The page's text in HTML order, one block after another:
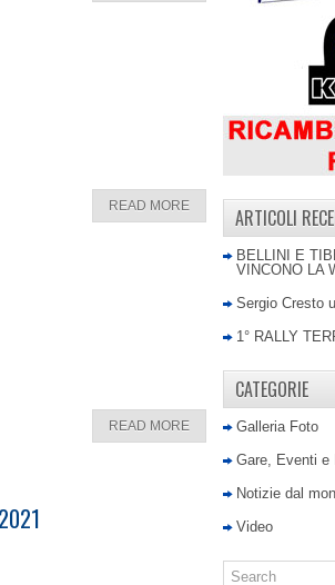
READ MORE
READ MORE
ARTICOLI
BELLINI E
VINCONO LA
Sergio Cresto
1° RALLY
CATEGORIE
Galleria Foto
Gare, Eventi e
Notizie dal
Video